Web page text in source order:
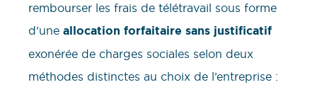
rembourser les frais de télétravail sous forme
d’une allocation forfaitaire sans justificatif
exonérée de charges sociales selon deux
méthodes distinctes au choix de l’entreprise :